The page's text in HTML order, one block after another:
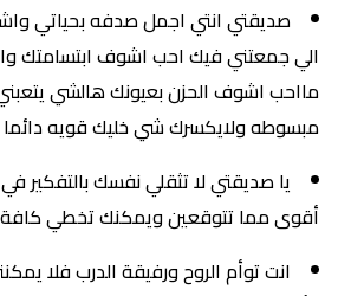
صديقتي انتي اجمل صدفه بحياتي
الي جمعتني فيك احب اشوف ابتسامتك
مااحب اشوف الحزن بعيونك هالشي
مبسوطه ولايكسرك شي خليك قويه دائما
يا صديقتي لا تثقلي نفسك
أقوى مما تتوقعين ويمكنك تخطي
انت توأم الروح ورفيقة الدرب فلا